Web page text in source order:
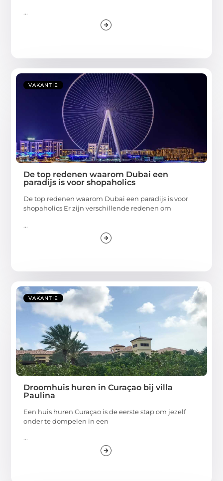
...
VAKANTIE
De top redenen waarom Dubai een
paradijs is voor shopaholics
De top redenen waarom Dubai een paradijs is voor
shopaholics Er zijn verschillende redenen om
...
VAKANTIE
Droomhuis huren in Curaçao bij villa
Paulina
Een huis huren Curaçao is de eerste stap om jezelf
onder te dompelen in een
...